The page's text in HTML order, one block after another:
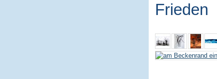
Frieden